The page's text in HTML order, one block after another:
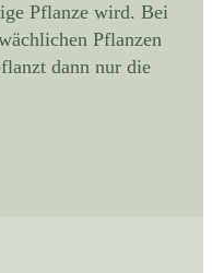
Pflanze wird. Bei
Pflanzen
dann nur die